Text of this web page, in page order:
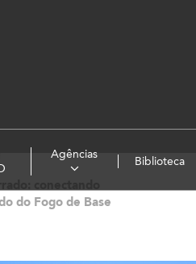
Agências
Biblioteca
do Fogo de Base